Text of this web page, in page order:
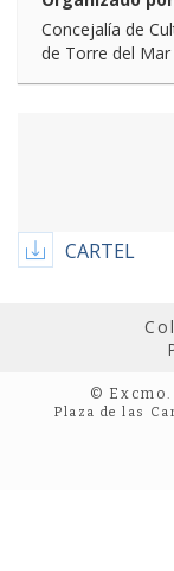
Concejalía de
de Torre del Mar
CARTEL
©
Plaza de las